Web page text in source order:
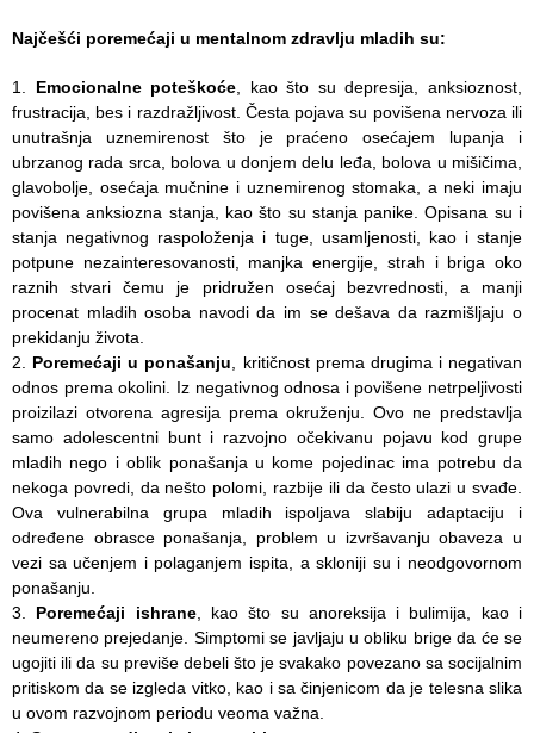
Najčešći poremećaji u mentalnom zdravlju mladih su:
Emocionalne poteškoće , kao što su depresija, anksioznost,
frustracija, bes i razdražljivost. Česta pojava su povišena nervoza ili
unutrašnja uznemirenost što je praćeno osećajem lupanja i
ubrzanog rada srca, bolova u donjem delu leđa, bolova u mišičima,
glavobolje, osećaja mučnine i uznemirenog stomaka, a neki imaju
povišena anksiozna stanja, kao što su stanja panike. Opisana su i
stanja negativnog raspoloženja i tuge, usamljenosti, kao i stanje
potpune nezainteresovanosti, manjka energije, strah i briga oko
raznih stvari čemu je pridružen osećaj bezvrednosti, a manji
procenat mladih osoba navodi da im se dešava da razmišljaju o
prekidanju života.
Poremećaji u ponašanju , kritičnost prema drugima i negativan
odnos prema okolini. Iz negativnog odnosa i povišene netrpeljivosti
proizilazi otvorena agresija prema okruženju. Ovo ne predstavlja
samo adolescentni bunt i razvojno očekivanu pojavu kod grupe
mladih nego i oblik ponašanja u kome pojedinac ima potrebu da
nekoga povredi, da nešto polomi, razbije ili da često ulazi u svađe.
Ova vulnerabilna grupa mladih ispoljava slabiju adaptaciju i
određene obrasce ponašanja, problem u izvršavanju obaveza u
vezi sa učenjem i polaganjem ispita, a skloniji su i neodgovornom
ponašanju.
Poremećaji ishrane, kao što su anoreksija i bulimija, kao i
neumereno prejedanje. Simptomi se javljaju u obliku brige da će se
ugojiti ili da su previše debeli što je svakako povezano sa socijalnim
pritiskom da se izgleda vitko, kao i sa činjenicom da je telesna slika
u ovom razvojnom periodu veoma važna.
RADA
ZAKAZIVANJE
PREGLEDA
Menu
Item
USLUGE
PITANJA I
ODGOVORI
Zaštita
prava
pacijenata
Prava i
dužnosti
pacijenata
Za osobe sa
invaliditetom
Izaberite
lekara